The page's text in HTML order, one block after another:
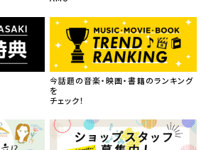
今話題の音楽・映画・書籍のランキング
を
チェック！